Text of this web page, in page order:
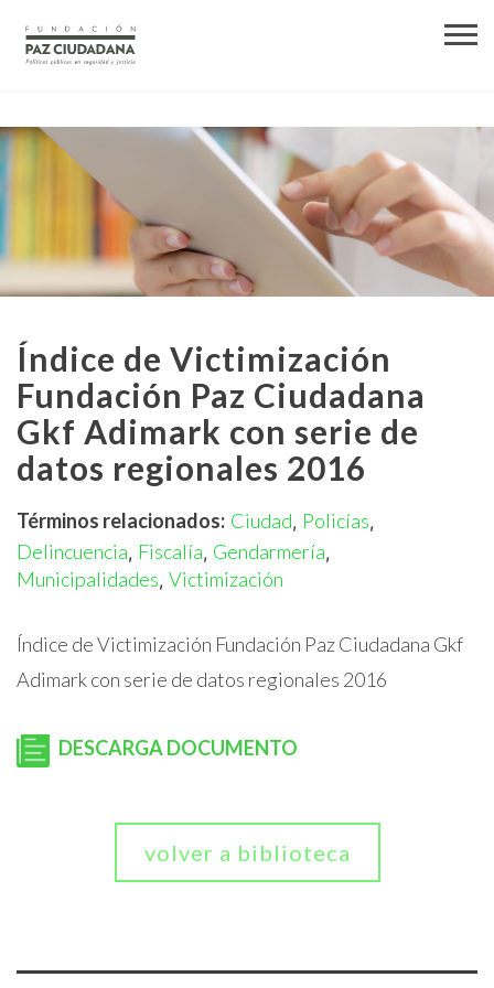
Índice de Victimización
Fundación Paz Ciudadana
Gkf Adimark con serie de
datos regionales 2016
Términos relacionados: Ciudad, Policías,
Delincuencia, Fiscalía, Gendarmería,
Municipalidades, Victimización
Índice de Victimización Fundación Paz Ciudadana Gkf
Adimark con serie de datos regionales 2016
DESCARGA DOCUMENTO
volver a biblioteca